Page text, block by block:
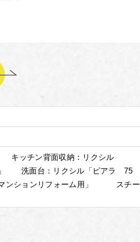
キッチン背面収納：リクシル
」 洗面台：リクシル「ピアラ 75
ンションリフォーム用」 スチー